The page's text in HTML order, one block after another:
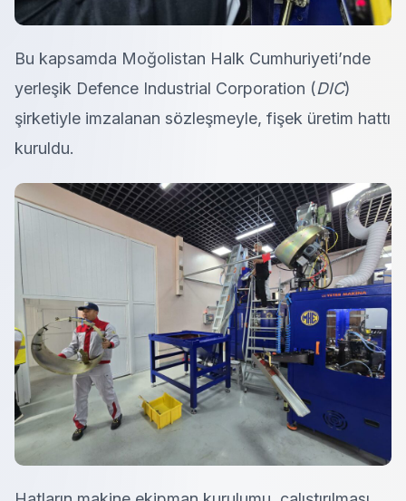
Bu kapsamda Moğolistan Halk Cumhuriyeti’nde
yerleşik Defence Industrial Corporation (DIC)
şirketiyle imzalanan sözleşmeyle, fişek üretim hattı
kuruldu.